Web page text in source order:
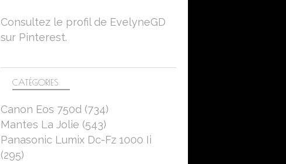
CANON EOS 750D
CLOSEUP
CATÉGORIES
Canon Eos 750d (734)
Mantes La Jolie (543)
Panasonic Lumix Dc-Fz 1000 Ii
(295)
Consultez le profil de EvelyneGD
sur Pinterest.